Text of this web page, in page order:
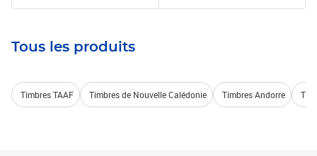
Tous les produits
Timbres TAAF Timbres de Nouvelle Calédonie Timbres Andorre